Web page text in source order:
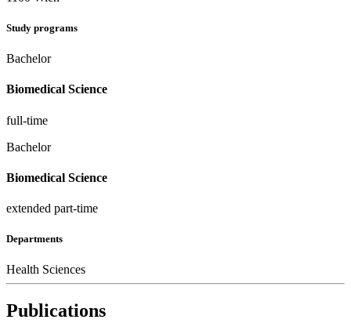
Study programs
Bachelor
Biomedical Science
full-time
Bachelor
Biomedical Science
extended part-time
Departments
Health Sciences
Publications